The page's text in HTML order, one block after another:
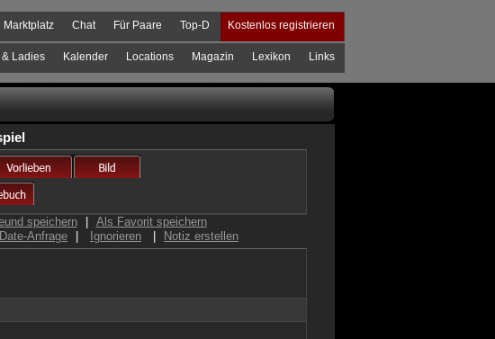
Kostenlos registrieren
Top-D
Für Paare
Chat
Marktplatz
Links
Lexikon
Magazin
Locations
Kalender
& Ladies
speichern
Als Favorit speichern
Date-Anfrage Ignorieren Notiz erstellen